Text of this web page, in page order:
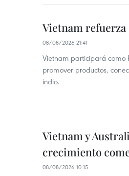
Vietnam
08/08/2026 21:41
Vietnam participará como
promover productos,
indio.
Vietnam y
crecimiento
08/08/2026 10:15